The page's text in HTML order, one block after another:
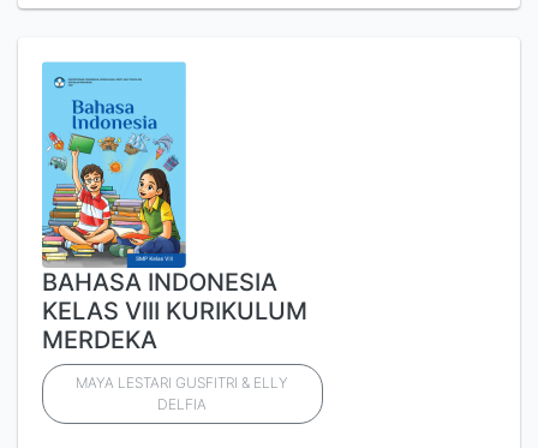
BAHASA INDONESIA
KELAS VIII KURIKULUM
MERDEKA
MAYA LESTARI GUSFITRI & ELLY
DELFIA